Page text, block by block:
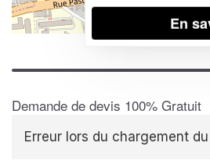
| Map data ©
Demande de devis 100% Gratuit
Erreur lors du chargement
En